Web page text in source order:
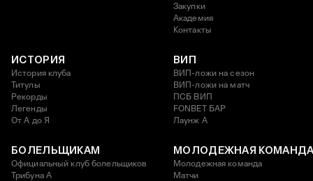
Закупки
Академия
Контакты
ИСТОРИЯ
История клуба
Титулы
Рекорды
Легенды
От А до Я
ВИП
ВИП-ложи на сезон
ВИП-ложи на матч
ПСБ ВИП
FONBET БАР
Лаунж A
БОЛЕЛЬЩИКАМ
Официальный клуб болельщиков
Трибуна А
МОЛОДЕЖНАЯ
Молодежная команда
Матчи